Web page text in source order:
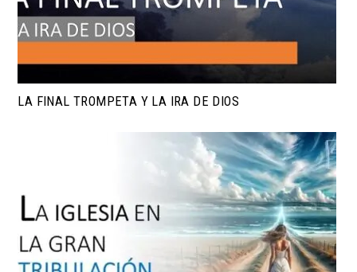
LA FINAL TROMPETA Y LA IRA DE DIOS